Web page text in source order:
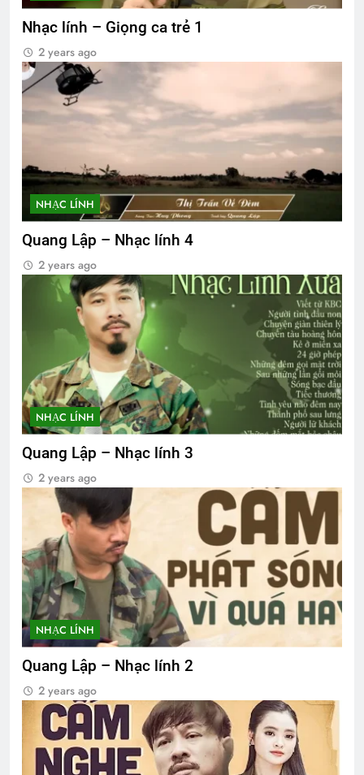
Nhạc lính – Giọng ca trẻ 1
2 years ago
NHẠC LÍNH
Quang Lập – Nhạc lính 4
2 years ago
NHẠC LÍNH
Quang Lập – Nhạc lính 3
2 years ago
NHẠC LÍNH
Quang Lập – Nhạc lính 2
2 years ago